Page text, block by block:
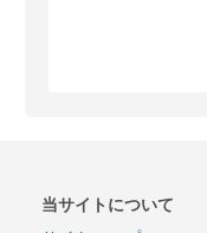
当サイトについて